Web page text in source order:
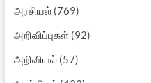
அரசியல்(769)
அறிவிப்புகள்(92)
அறிவியல்(57)